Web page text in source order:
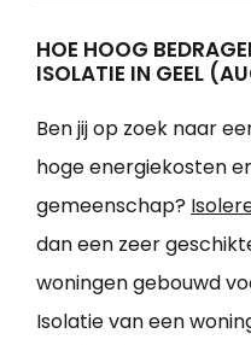
HOE HOOG
ISOLATIE IN GEEL
Ben jij op zoek naar
hoge energiekosten
gemeenschap?
dan een zeer
woningen gebouwd
Isolatie van een